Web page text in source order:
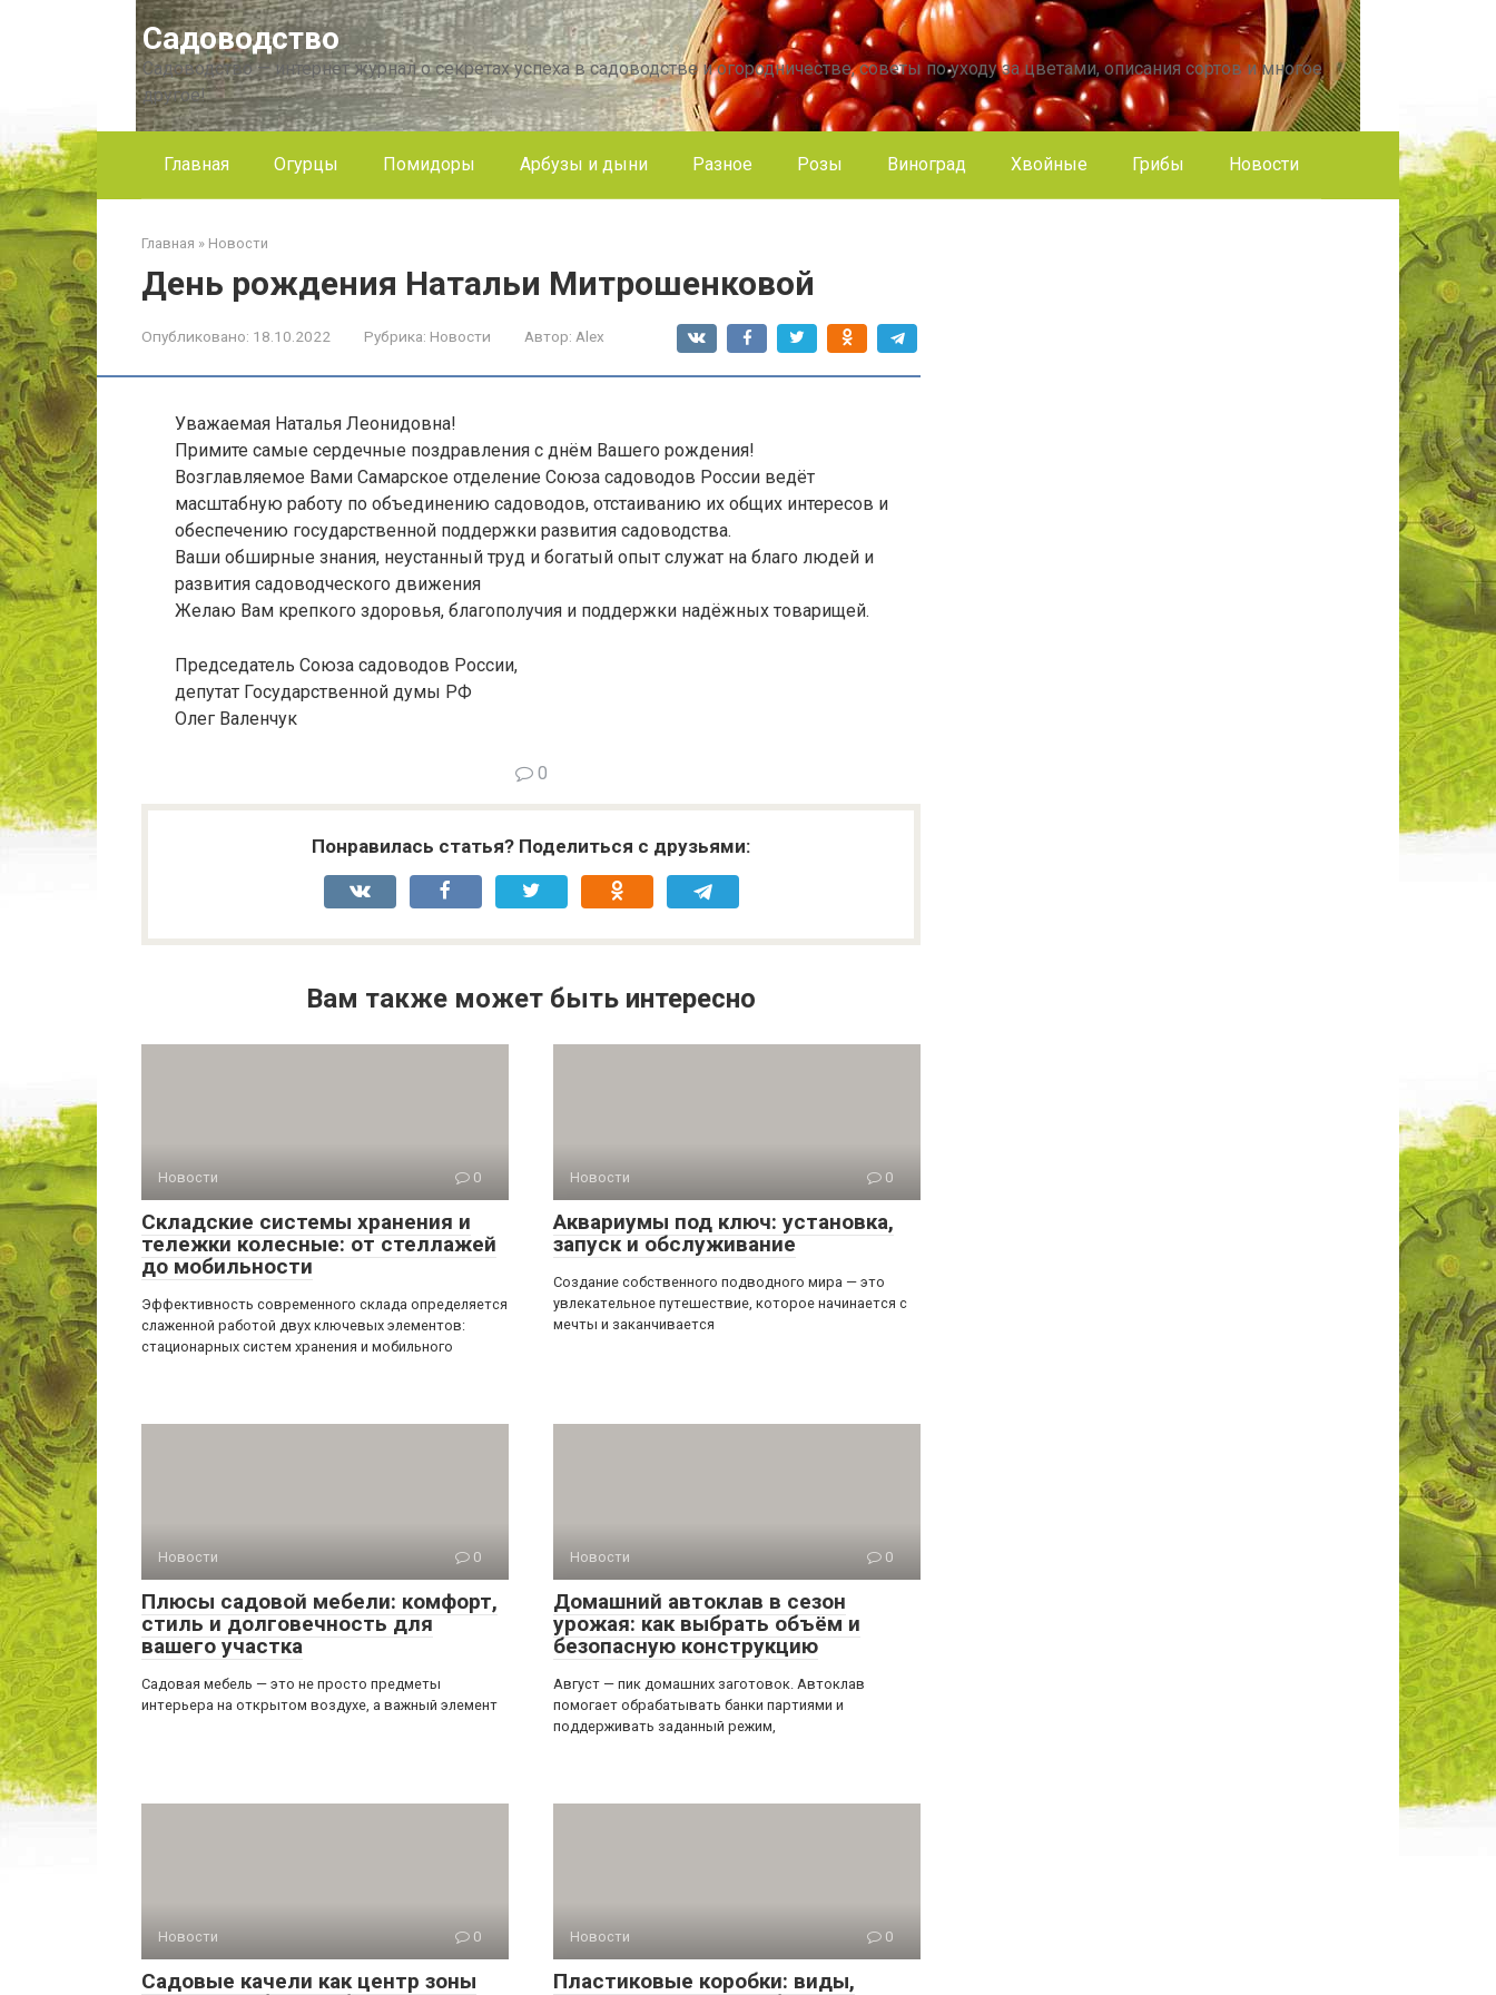
Садоводство
Садоводство — интернет журнал о секретах успеха в садоводстве и огородничестве, советы по уходу за цветами, описания сортов и многое
другое!
Главная Огурцы Помидоры Арбузы и дыни Разное Розы Виноград Хвойные Грибы Новости
Главная » Новости
День рождения Натальи Митрошенковой
Опубликовано: 18.10.2022 Рубрика: Новости Автор: Alex
Уважаемая Наталья Леонидовна!
Примите самые сердечные поздравления с днём Вашего рождения!
Возглавляемое Вами Самарское отделение Союза садоводов России ведёт
масштабную работу по объединению садоводов, отстаиванию их общих интересов и
обеспечению государственной поддержки развития садоводства.
Ваши обширные знания, неустанный труд и богатый опыт служат на благо людей и
развития садоводческого движения
Желаю Вам крепкого здоровья, благополучия и поддержки надёжных товарищей.
Председатель Союза садоводов России,
депутат Государственной думы РФ
Олег Валенчук
0
Понравилась статья? Поделиться с друзьями:
Вам также может быть интересно
Новости 0
Складские системы хранения и
тележки колесные: от стеллажей
до мобильности
Эффективность современного склада определяется
слаженной работой двух ключевых элементов:
стационарных систем хранения и мобильного
Новости 0
Аквариумы под ключ: установка,
запуск и обслуживание
Создание собственного подводного мира — это
увлекательное путешествие, которое начинается с
мечты и заканчивается
Новости 0
Плюсы садовой мебели: комфорт,
стиль и долговечность для
вашего участка
Садовая мебель — это не просто предметы
интерьера на открытом воздухе, а важный элемент
Новости 0
Домашний автоклав в сезон
урожая: как выбрать объём и
безопасную конструкцию
Август — пик домашних заготовок. Автоклав
помогает обрабатывать банки партиями и
поддерживать заданный режим,
Новости 0
Садовые качели как центр зоны
Новости 0
Пластиковые коробки: виды,